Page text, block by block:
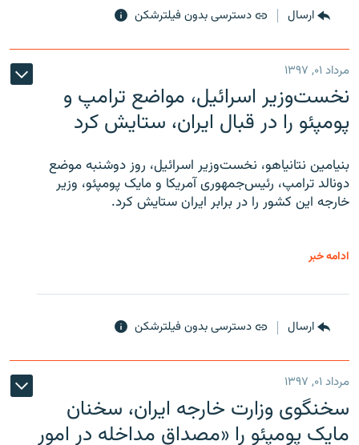
ارسال دسترسی بدون فیلترشکن
مرداد ۰۱, ۱۳۹۷
نخست‌وزیر اسرائیل، مواضع ترامپ و
پومپئو را در قبال ایران، ستایش کرد
بنیامین نتانیاهو، نخست‌وزیر اسرائیل، روز دوشنبه موضع
دونالد ترامپ، رئیس‌جمهوری آمریکا و مایک پومپئو، وزیر
خارجه این کشور را در برابر ایران ستایش کرد.
ادامه خبر
ارسال دسترسی بدون فیلترشکن
مرداد ۰۱, ۱۳۹۷
سخنگوی وزارت خارجه ایران، سخنان
مایک پومپئو را «مصداق مداخله در امور